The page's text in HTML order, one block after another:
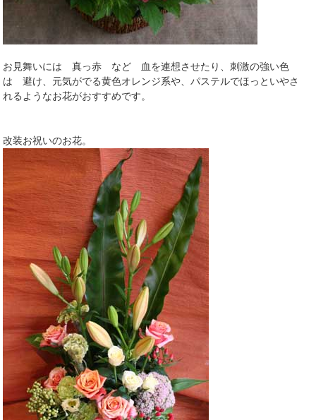
お見舞いには 真っ赤 など 血を連想させたり、刺激の強い色
は 避け、元気がでる黄色オレンジ系や、パステルでほっといやさ
れるようなお花がおすすめです。
改装お祝いのお花。